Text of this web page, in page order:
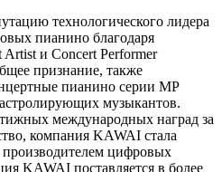
технологического лидера
пианино благодаря
и Concert Performer
признание, также
пианино серии MP
музыкантов.
международных наград за
компания KAWAI стала
цифровых
KAWAI поставляется в более